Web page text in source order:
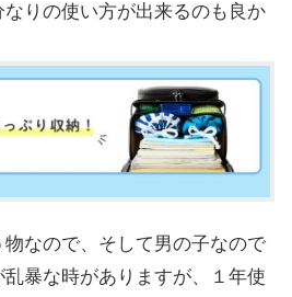
りの使い方が出来るのも良か
なので、そして男の子なので
暴な時がありますが、１年使